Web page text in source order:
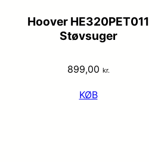
Hoover HE320PET011
Støvsuger
899,00 kr.
KØB